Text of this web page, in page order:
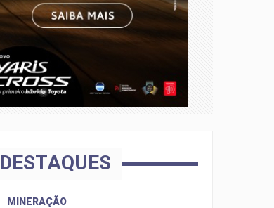
DESTAQUES
MINERAÇÃO